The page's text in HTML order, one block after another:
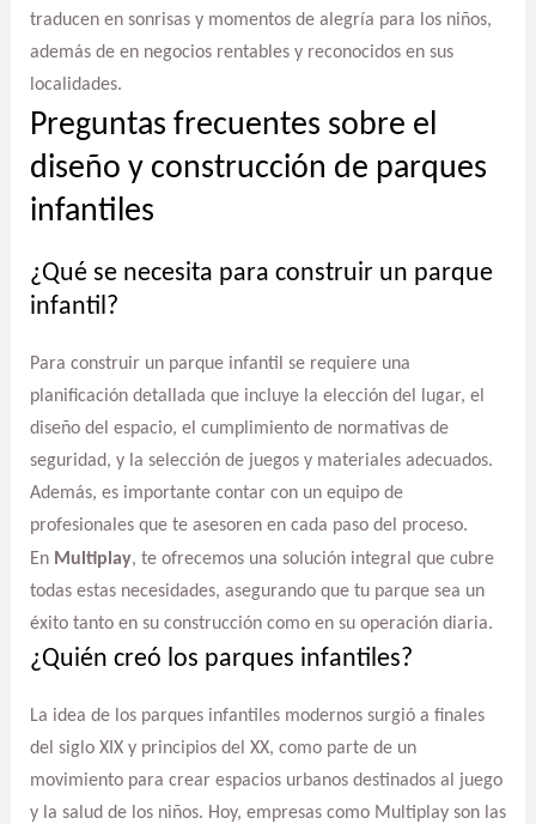
traducen en sonrisas y momentos de alegría para los niños,
además de en negocios rentables y reconocidos en sus
localidades.
Preguntas frecuentes sobre el
diseño y construcción de parques
infantiles
¿Qué se necesita para construir un parque
infantil?
Para construir un parque infantil se requiere una
planificación detallada que incluye la elección del lugar, el
diseño del espacio, el cumplimiento de normativas de
seguridad, y la selección de juegos y materiales adecuados.
Además, es importante contar con un equipo de
profesionales que te asesoren en cada paso del proceso.
En Multiplay, te ofrecemos una solución integral que cubre
todas estas necesidades, asegurando que tu parque sea un
éxito tanto en su construcción como en su operación diaria.
¿Quién creó los parques infantiles?
La idea de los parques infantiles modernos surgió a finales
del siglo XIX y principios del XX, como parte de un
movimiento para crear espacios urbanos destinados al juego
y la salud de los niños. Hoy, empresas como Multiplay son las